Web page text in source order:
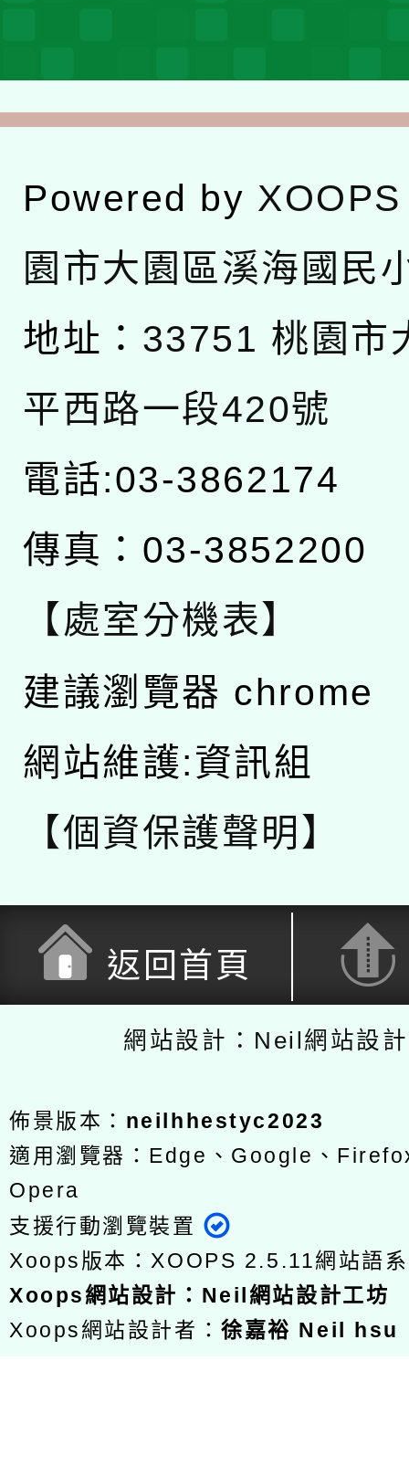
Powered by XOOPS
園市大園區溪海國民
地址： 33751 桃園市
平西路一段420號
電話:03-3862174
傳真：03-3852200
【處室分機表】
建議瀏覽器 chrome
網站維護:資訊組
【個資保護聲明】
返回首頁
網站設計：Neil網站設
佈景版本： neilhhestyc2023
適用瀏覽器：Edge、Google、
Opera
支援行動瀏覽裝置
Xoops版本： XOOPS 2.5.11網站語
Xoops網站設計 ： Neil網站設計工坊
Xoops網站設計者：徐嘉裕 Neil hsu